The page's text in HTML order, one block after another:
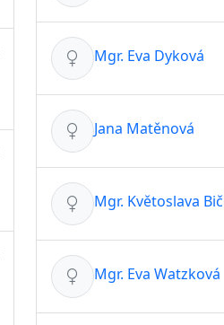
Mgr. Eva Dyková
Jana Matěnová
Mgr. Květoslava
Mgr. Eva Watzková